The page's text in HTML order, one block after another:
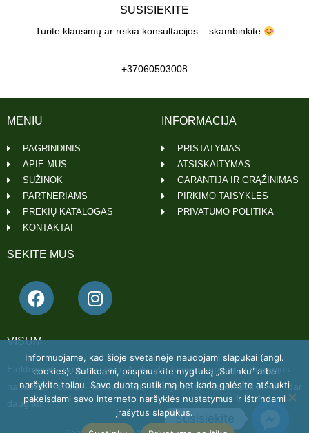
SUSISIEKITE
Turite klausimų ar reikia konsultacijos – skambinkite
+37060503008
VISUM
Elektroninė prekyba nuo A iki Z. Įvairios prekių kategorijos –
namams, sodui, laisvalaikiui, statyboms, automobiliui ir dar
daugiau.
SEKITE MUS
INFORMACIJA
PRISTATYMAS
ATSISKAITYMAS
GARANTIJA IR GRĄŽINIMAS
PIRKIMO TAISYKLĖS
PRIVATUMO POLITIKA
MENIU
PAGRINDINIS
APIE MUS
SUŽINOK
PARTNERIAMS
PREKIŲ KATALOGAS
KONTAKTAI
Informuojame, kad šioje svetainėje naudojami slapukai (angl.
cookies). Sutikdami, paspauskite mygtuką „Sutinku“ arba
naršykite toliau. Savo duotą sutikimą bet kada galėsite atšaukti
pakeisdami savo interneto naršyklės nustatymus ir ištrindami
įrašytus slapukus.Susisiekite